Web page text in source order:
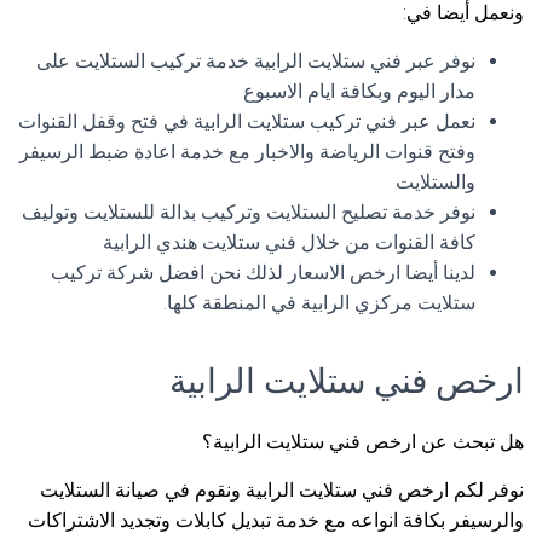
ونعمل أيضا في:
نوفر عبر فني ستلايت الرابية خدمة تركيب الستلايت على
مدار اليوم وبكافة ايام الاسبوع
نعمل عبر فني تركيب ستلايت الرابية في فتح وقفل القنوات
وفتح قنوات الرياضة والاخبار مع خدمة اعادة ضبط الرسيفر
والستلايت
نوفر خدمة تصليح الستلايت وتركيب بدالة للستلايت وتوليف
كافة القنوات من خلال فني ستلايت هندي الرابية
لدينا أيضا ارخص الاسعار لذلك نحن افضل شركة تركيب
ستلايت مركزي الرابية في المنطقة كلها.
ارخص فني ستلايت الرابية
هل تبحث عن ارخص فني ستلايت الرابية؟
نوفر لكم ارخص فني ستلايت الرابية ونقوم في صيانة الستلايت
والرسيفر بكافة انواعه مع خدمة تبديل كابلات وتجديد الاشتراكات